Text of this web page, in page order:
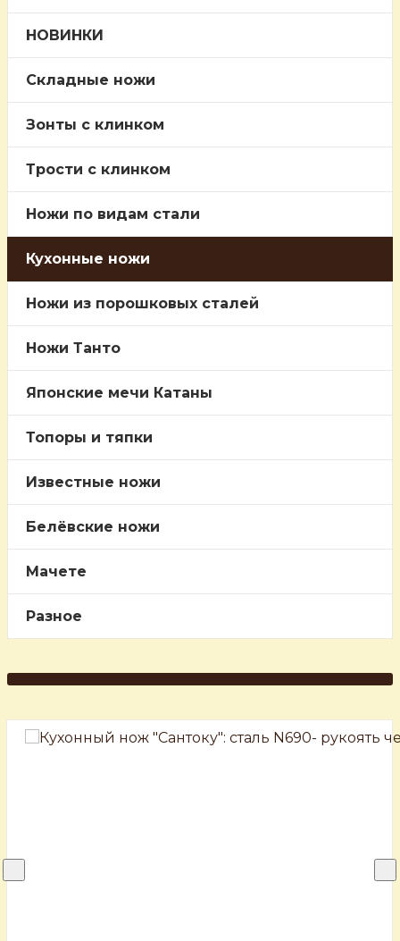
НОВИНКИ
Складные ножи
Зонты с клинком
Трости c клинком
Ножи по видам стали
Кухонные ножи
Ножи из порошковых сталей
Ножи Танто
Японские мечи Катаны
Топоры и тяпки
Известные ножи
Белёвские ножи
Мачете
Разное